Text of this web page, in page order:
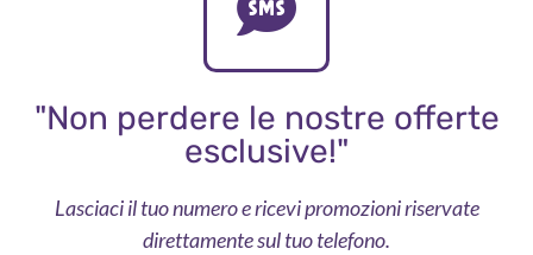
"Non perdere le nostre offerte
esclusive!"
Lasciaci il tuo numero e ricevi promozioni riservate
direttamente sul tuo telefono.